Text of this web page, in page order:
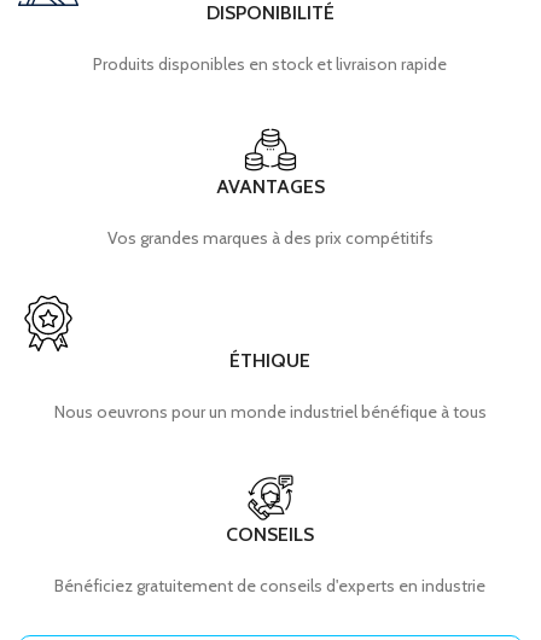
DISPONIBILITÉ
Produits disponibles en stock et livraison rapide
AVANTAGES
Vos grandes marques à des prix compétitifs
ÉTHIQUE
Nous oeuvrons pour un monde industriel bénéfique à tous
CONSEILS
Bénéficiez gratuitement de conseils d'experts en industrie